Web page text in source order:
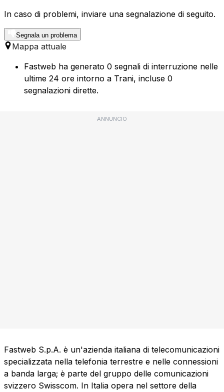
In caso di problemi, inviare una segnalazione di seguito.
Segnala un problema
Mappa attuale
Fastweb ha generato 0 segnali di interruzione nelle
ultime 24 ore intorno a Trani, incluse 0
segnalazioni dirette.
ANNUNCIO
Fastweb S.p.A. è un'azienda italiana di telecomunicazioni
specializzata nella telefonia terrestre e nelle connessioni
a banda larga; è parte del gruppo delle comunicazioni
svizzero Swisscom. In Italia opera nel settore della